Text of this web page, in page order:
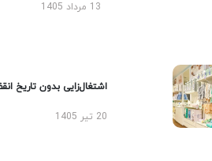
13 مرداد 1405
اشتغال‌زایی بدون تاریخ انقضا
20 تیر 1405